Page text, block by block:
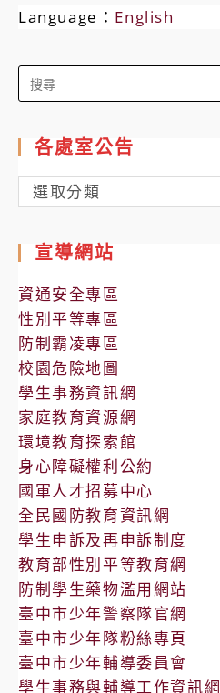
Language： English
Search
for:
各處室公告
各
處
公
告
選取分類
宣導網站
資通安全專區
性別平等專區
防制霸凌專區
校園危險地圖
學生事務資訊網
家庭教育資源網
環境教育探索館
身心障礙權利公約
國軍人才招募中心
全民國防教育資訊網
學生申訴及再申訴制度
教育部性別平等教育網
防制學生藥物濫用網站
臺中市少年警察隊官網
臺中市少年隊粉絲專頁
臺中市少年輔導委員會
學生事務與輔導工作資訊網